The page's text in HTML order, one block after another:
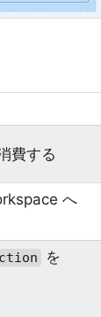
費する
へ
を